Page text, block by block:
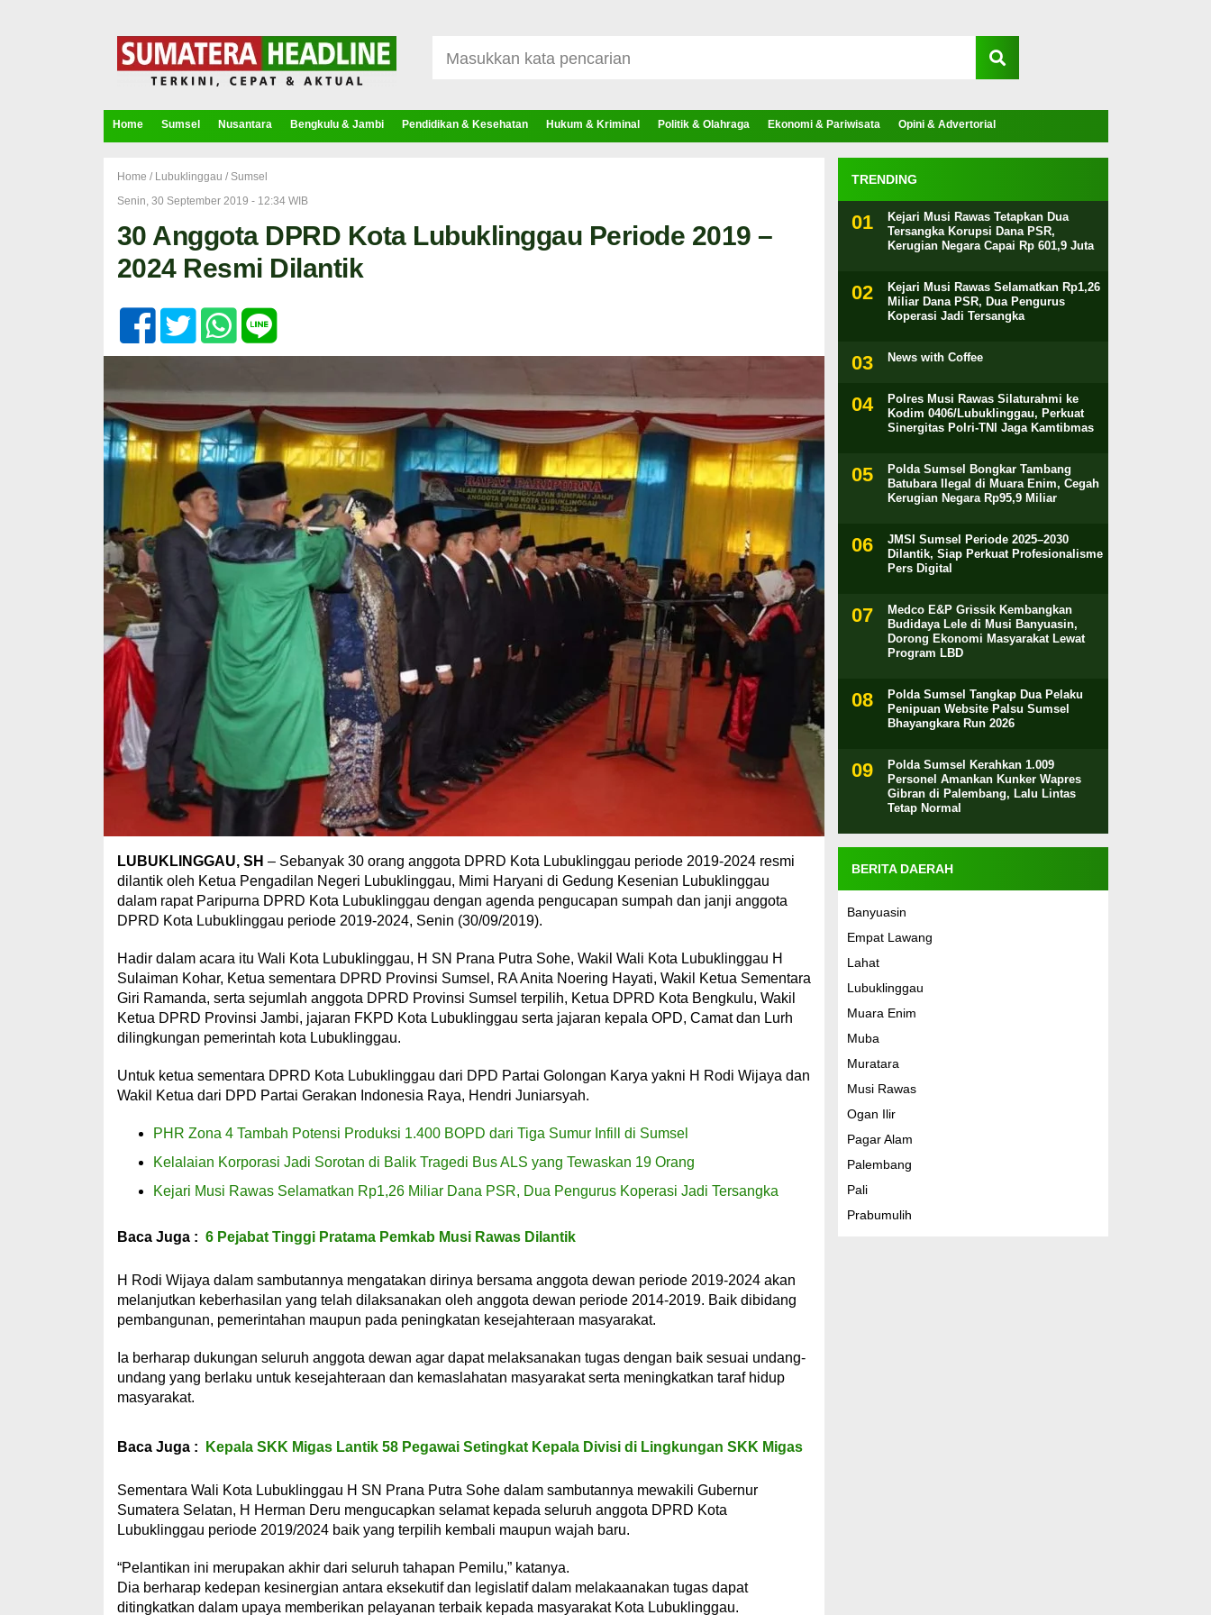
Home Sumsel Nusantara Bengkulu & Jambi Pendidikan & Kesehatan Hukum & Kriminal Politik & Olahraga Ekonomi & Pariwisata Opini & Advertorial
Home / Lubuklinggau / Sumsel
Senin, 30 September 2019 - 12:34 WIB
30 Anggota DPRD Kota Lubuklinggau Periode 2019 –
2024 Resmi Dilantik
LUBUKLINGGAU, SH – Sebanyak 30 orang anggota DPRD Kota Lubuklinggau periode 2019-2024 resmi
dilantik oleh Ketua Pengadilan Negeri Lubuklinggau, Mimi Haryani di Gedung Kesenian Lubuklinggau
dalam rapat Paripurna DPRD Kota Lubuklinggau dengan agenda pengucapan sumpah dan janji anggota
DPRD Kota Lubuklinggau periode 2019-2024, Senin (30/09/2019).
Hadir dalam acara itu Wali Kota Lubuklinggau, H SN Prana Putra Sohe, Wakil Wali Kota Lubuklinggau H
Sulaiman Kohar, Ketua sementara DPRD Provinsi Sumsel, RA Anita Noering Hayati, Wakil Ketua Sementara
Giri Ramanda, serta sejumlah anggota DPRD Provinsi Sumsel terpilih, Ketua DPRD Kota Bengkulu, Wakil
Ketua DPRD Provinsi Jambi, jajaran FKPD Kota Lubuklinggau serta jajaran kepala OPD, Camat dan Lurh
dilingkungan pemerintah kota Lubuklinggau.
Untuk ketua sementara DPRD Kota Lubuklinggau dari DPD Partai Golongan Karya yakni H Rodi Wijaya dan
Wakil Ketua dari DPD Partai Gerakan Indonesia Raya, Hendri Juniarsyah.
PHR Zona 4 Tambah Potensi Produksi 1.400 BOPD dari Tiga Sumur Infill di Sumsel
Kelalaian Korporasi Jadi Sorotan di Balik Tragedi Bus ALS yang Tewaskan 19 Orang
Kejari Musi Rawas Selamatkan Rp1,26 Miliar Dana PSR, Dua Pengurus Koperasi Jadi Tersangka
Baca Juga : 6 Pejabat Tinggi Pratama Pemkab Musi Rawas Dilantik
H Rodi Wijaya dalam sambutannya mengatakan dirinya bersama anggota dewan periode 2019-2024 akan
melanjutkan keberhasilan yang telah dilaksanakan oleh anggota dewan periode 2014-2019. Baik dibidang
pembangunan, pemerintahan maupun pada peningkatan kesejahteraan masyarakat.
Ia berharap dukungan seluruh anggota dewan agar dapat melaksanakan tugas dengan baik sesuai undang-
undang yang berlaku untuk kesejahteraan dan kemaslahatan masyarakat serta meningkatkan taraf hidup
masyarakat.
Baca Juga : Kepala SKK Migas Lantik 58 Pegawai Setingkat Kepala Divisi di Lingkungan SKK Migas
Sementara Wali Kota Lubuklinggau H SN Prana Putra Sohe dalam sambutannya mewakili Gubernur
Sumatera Selatan, H Herman Deru mengucapkan selamat kepada seluruh anggota DPRD Kota
Lubuklinggau periode 2019/2024 baik yang terpilih kembali maupun wajah baru.
“Pelantikan ini merupakan akhir dari seluruh tahapan Pemilu,” katanya.
Dia berharap kedepan kesinergian antara eksekutif dan legislatif dalam melakaanakan tugas dapat
ditingkatkan dalam upaya memberikan pelayanan terbaik kepada masyarakat Kota Lubuklinggau.
TRENDING
Kejari Musi Rawas Tetapkan Dua
Tersangka Korupsi Dana PSR,
Kerugian Negara Capai Rp 601,9 Juta
Kejari Musi Rawas Selamatkan Rp1,26
Miliar Dana PSR, Dua Pengurus
Koperasi Jadi Tersangka
News with Coffee
Polres Musi Rawas Silaturahmi ke
Kodim 0406/Lubuklinggau, Perkuat
Sinergitas Polri-TNI Jaga Kamtibmas
Polda Sumsel Bongkar Tambang
Batubara Ilegal di Muara Enim, Cegah
Kerugian Negara Rp95,9 Miliar
JMSI Sumsel Periode 2025–2030
Dilantik, Siap Perkuat Profesionalisme
Pers Digital
Medco E&P Grissik Kembangkan
Budidaya Lele di Musi Banyuasin,
Dorong Ekonomi Masyarakat Lewat
Program LBD
Polda Sumsel Tangkap Dua Pelaku
Penipuan Website Palsu Sumsel
Bhayangkara Run 2026
Polda Sumsel Kerahkan 1.009
Personel Amankan Kunker Wapres
Gibran di Palembang, Lalu Lintas
Tetap Normal
BERITA DAERAH
Banyuasin
Empat Lawang
Lahat
Lubuklinggau
Muara Enim
Muba
Muratara
Musi Rawas
Ogan Ilir
Pagar Alam
Palembang
Pali
Prabumulih